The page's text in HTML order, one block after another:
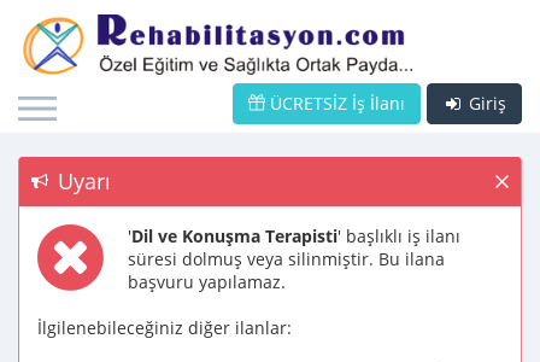
Giriş
ÜCRETSİZ İş İlanı
Uyarı
'Dil ve Konuşma Terapisti' başlıklı iş ilanı
süresi dolmuş veya silinmiştir. Bu ilana
başvuru yapılamaz.
İlgilenebileceğiniz diğer ilanlar: